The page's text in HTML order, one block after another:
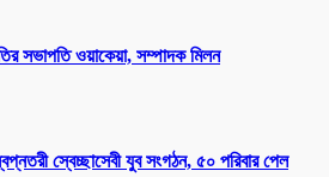
সভাপতি ওয়াকেয়া, সম্পাদক মিলন
স্বেচ্ছাসেবী যুব সংগঠন, ৫০ পরিবার পেল